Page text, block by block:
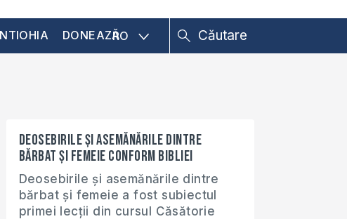
DONEAZĂRO
Deosebirile și asemănările dintre
bărbat și femeie conform Bibliei
Deosebirile și asemănările dintre
bărbat și femeie a fost subiectul
primei lecții din cursul Căsătorie